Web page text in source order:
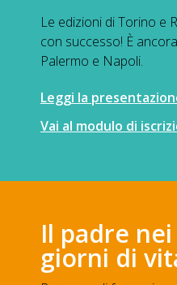
Le edizioni di Torino e
con successo! È
Palermo e Napoli.
Leggi la
Vai al modulo di
Il padre
giorni di